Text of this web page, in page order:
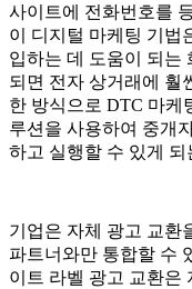
사이트에 전화번호를
이 디지털 마케팅 기법
입하는 데 도움이 되는
되면 전자 상거래에 훨
한 방식으로 DTC 마케
루션을 사용하여 중개
하고 실행할 수 있게 되
기업은 자체 광고 교환
파트너와만 통합할 수
이트 라벨 광고 교환은